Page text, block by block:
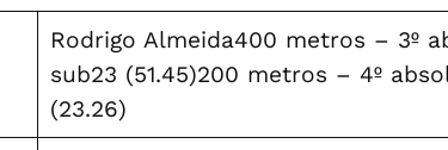
Rodrigo Almeida400 metros – 3º
sub23 (51.45)200 metros – 4º
(23.26)